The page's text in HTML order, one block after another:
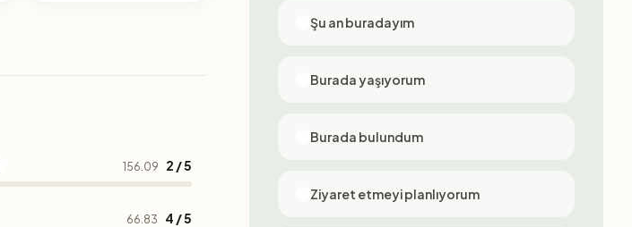
156.09 2 / 5
66.83 4 / 5
Şu an buradayım
Burada yaşıyorum
Burada bulundum
Ziyaret etmeyi planlıyorum